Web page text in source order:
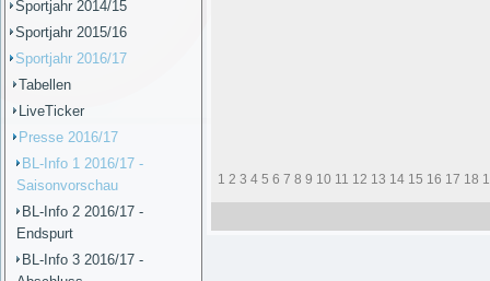
Sportjahr 2014/15
Sportjahr 2015/16
Sportjahr 2016/17
Tabellen
LiveTicker
Presse 2016/17
BL-Info 1 2016/17 -
Saisonvorschau
BL-Info 2 2016/17 -
Endspurt
BL-Info 3 2016/17 -
1 2 3 4 5 6 7 8 9 10 11 12 13 14 15 16 17 18